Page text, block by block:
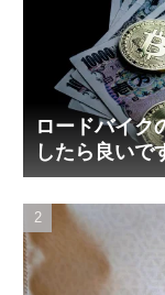
ロードバイク
したら良いで